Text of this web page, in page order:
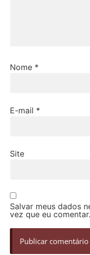
Nome *
E-mail *
Site
Salvar meus dados
vez que eu comentar.